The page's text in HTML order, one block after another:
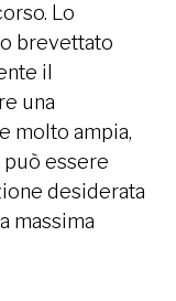
Lo
brevettato
il
una
molto ampia,
può essere
desiderata
massima